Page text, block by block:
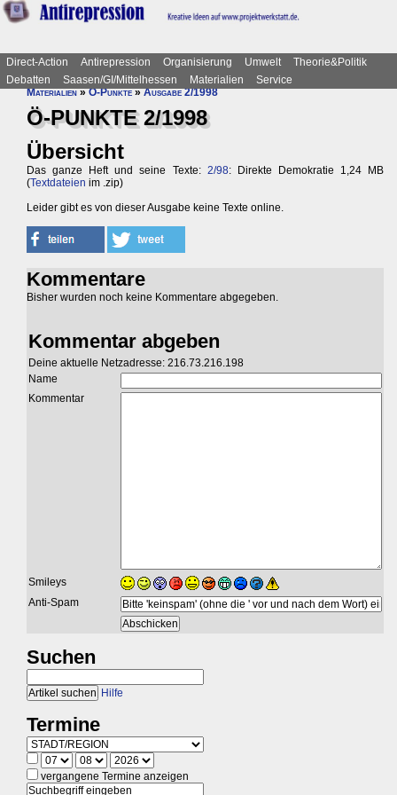
Direct-Action Antirepression Organisierung Umwelt
Theorie&Politik
Debatten
Saasen/GI/Mittelhessen Materialien
Service
Materialien»Ö-Punkte»Ausgabe 2/1998
Ö-PUNKTE 2/1998
Übersicht
Das ganze Heft und seine Texte: 2/98: Direkte Demokratie 1,24 MB
(Textdateien im .zip)
Leider gibt es von dieser Ausgabe keine Texte online.
Kommentare
Bisher wurden noch keine Kommentare abgegeben.
Kommentar abgeben
Deine aktuelle Netzadresse: 216.73.216.198
Name
Kommentar
Smileys
Anti-Spam
Suchen
Hilfe
Termine
vergangene Termine anzeigen